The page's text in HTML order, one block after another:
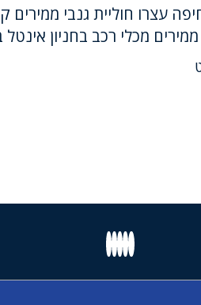
עצרו חוליית גנבי ממירים
מכלי רכב בחניון